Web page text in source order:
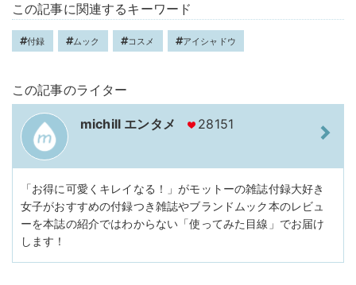
この記事に関連するキーワード
付録 ムック コスメ アイシャドウ
この記事のライター
michill エンタメ 28151
「お得に可愛くキレイなる！」がモットーの雑誌付録大好き
女子がおすすめの付録つき雑誌やブランドムック本のレビュ
ーを本誌の紹介ではわからない「使ってみた目線」でお届け
します！